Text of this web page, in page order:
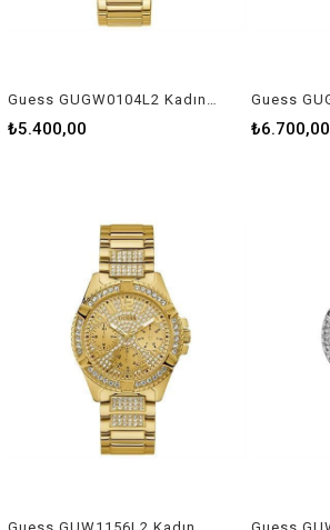
Guess GUGW0104L2 Kadın Kol Saati
₺5.400,00 ₺6.700,00